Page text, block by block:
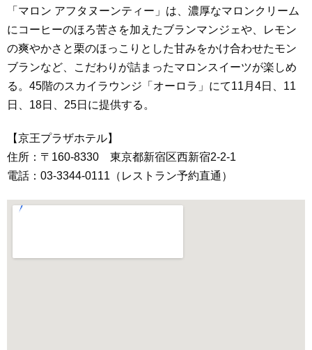
「マロン アフタヌーンティー」は、濃厚なマロンクリーム
にコーヒーのほろ苦さを加えたブランマンジェや、レモン
の爽やかさと栗のほっこりとした甘みをかけ合わせたモン
ブランなど、こだわりが詰まったマロンスイーツが楽しめ
る。45階のスカイラウンジ「オーロラ」にて11月4日、11
日、18日、25日に提供する。
【京王プラザホテル】
住所：〒160-8330 東京都新宿区西新宿2-2-1
電話：03-3344-0111（レストラン予約直通）